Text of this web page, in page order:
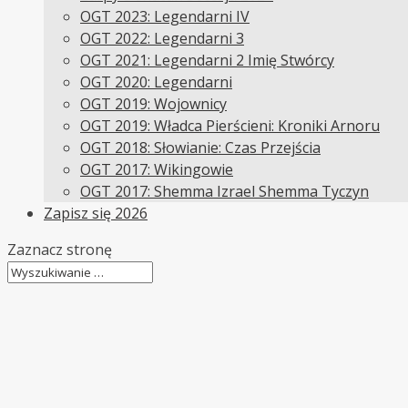
OGT 2023: Legendarni IV
OGT 2022: Legendarni 3
OGT 2021: Legendarni 2 Imię Stwórcy
OGT 2020: Legendarni
OGT 2019: Wojownicy
OGT 2019: Władca Pierścieni: Kroniki Arnoru
OGT 2018: Słowianie: Czas Przejścia
OGT 2017: Wikingowie
OGT 2017: Shemma Izrael Shemma Tyczyn
Zapisz się 2026
Zaznacz stronę